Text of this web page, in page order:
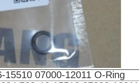
15510 07000-12011 O-Ring